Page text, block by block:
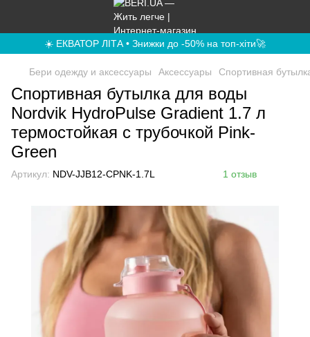
☀️ ЕКВАТОР ЛІТА • Знижки до -50% на топ-хіти🚀
Бери одежду и аксессуары Аксессуары Спортивная
Спортивная бутылка для воды
Nordvik HydroPulse Gradient 1.7 л
термостойкая с трубочкой Pink-
Green
Артикул: NDV-JJB12-CPNK-1.7L 1 отзыв